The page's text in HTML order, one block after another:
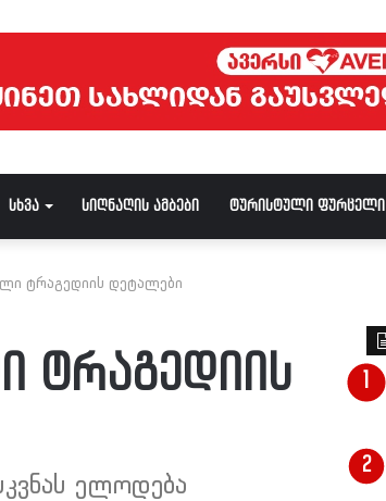
სხვა სიღნაღის ამბები ტურისტული ფურცელი
ტრაგედიის დეტალები
ტრაგედიის
ელოდება